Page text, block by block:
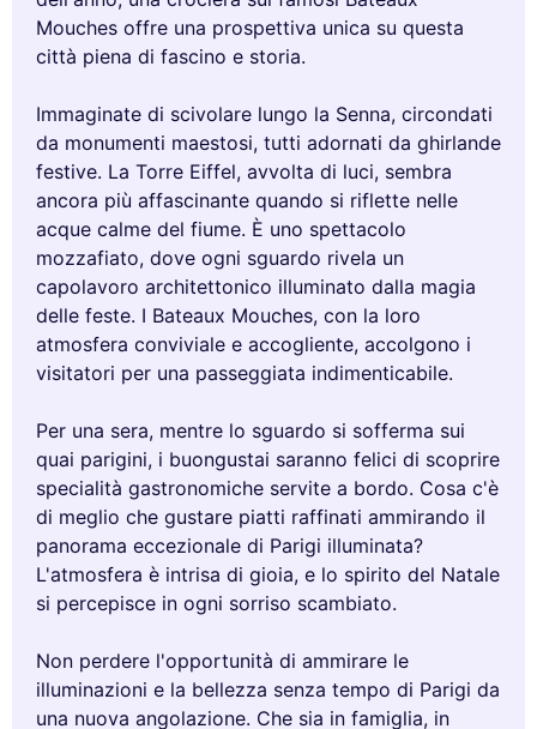
Mouches offre una prospettiva unica su questa
città piena di fascino e storia.
Immaginate di scivolare lungo la Senna, circondati
da monumenti maestosi, tutti adornati da ghirlande
festive. La Torre Eiffel, avvolta di luci, sembra
ancora più affascinante quando si riflette nelle
acque calme del fiume. È uno spettacolo
mozzafiato, dove ogni sguardo rivela un
capolavoro architettonico illuminato dalla magia
delle feste. I Bateaux Mouches, con la loro
atmosfera conviviale e accogliente, accolgono i
visitatori per una passeggiata indimenticabile.
Per una sera, mentre lo sguardo si sofferma sui
quai parigini, i buongustai saranno felici di scoprire
specialità gastronomiche servite a bordo. Cosa c'è
di meglio che gustare piatti raffinati ammirando il
panorama eccezionale di Parigi illuminata?
L'atmosfera è intrisa di gioia, e lo spirito del Natale
si percepisce in ogni sorriso scambiato.
Non perdere l'opportunità di ammirare le
illuminazioni e la bellezza senza tempo di Parigi da
una nuova angolazione. Che sia in famiglia, in